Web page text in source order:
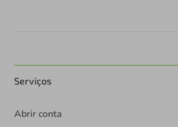
Serviços
Abrir conta